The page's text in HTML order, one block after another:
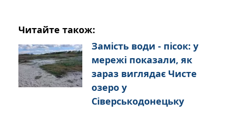
Читайте також:
Замість води - пісок: у
мережі показали, як
зараз виглядає Чисте
озеро у
Сіверськодонецьку